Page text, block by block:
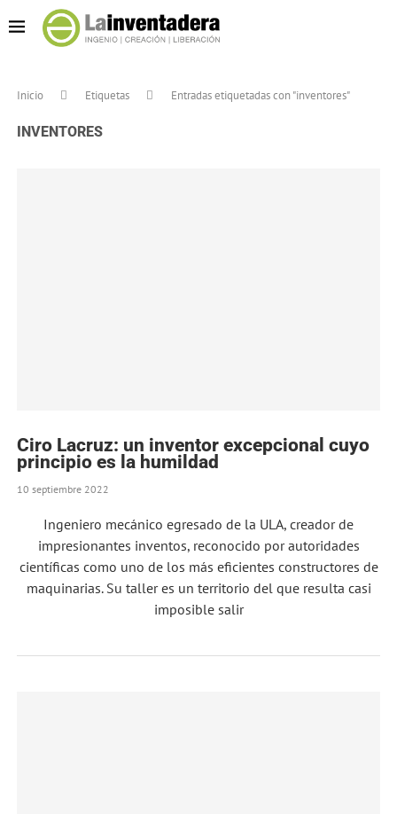
Inicio Etiquetas Entradas etiquetadas con "inventores"
INVENTORES
Ciro Lacruz: un inventor excepcional cuyo
principio es la humildad
10 septiembre 2022
Ingeniero mecánico egresado de la ULA, creador de
impresionantes inventos, reconocido por autoridades
científicas como uno de los más eficientes constructores de
maquinarias. Su taller es un territorio del que resulta casi
imposible salir